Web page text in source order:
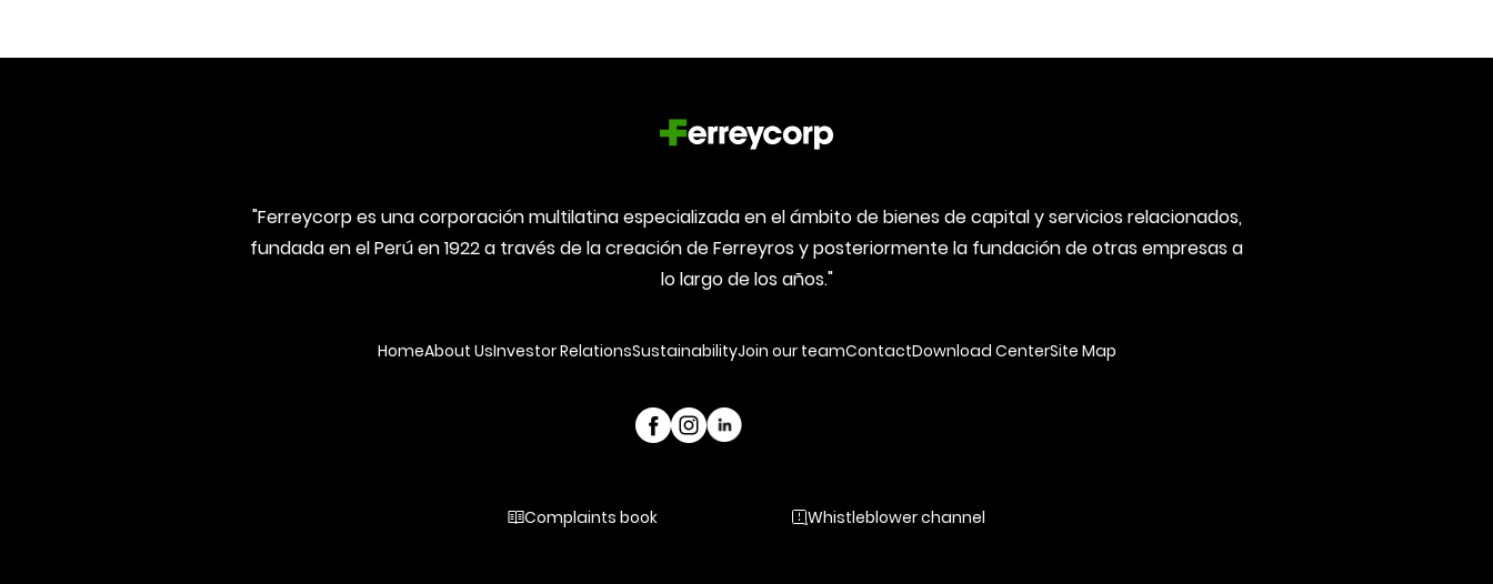
"Ferreycorp es una corporación multilatina especializada en el ámbito de bienes de capital y servicios relacionados,
fundada en el Perú en 1922 a través de la creación de Ferreyros y posteriormente la fundación de otras empresas a
lo largo de los años."
HomeAbout UsInvestor RelationsSustainabilityJoin our teamContactDownload CenterSite Map
Complaints book Whistleblower channel